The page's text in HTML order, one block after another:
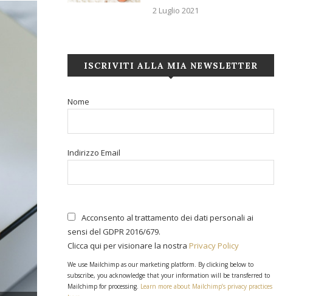
2 Luglio 2021
ISCRIVITI ALLA MIA NEWSLETTER
Nome
Indirizzo Email
Acconsento al trattamento dei dati personali ai
sensi del GDPR 2016/679.
Clicca qui per visionare la nostra Privacy Policy
We use Mailchimp as our marketing platform. By clicking below to
subscribe, you acknowledge that your information will be transferred to
Mailchimp for processing. Learn more about Mailchimp’s privacy practices